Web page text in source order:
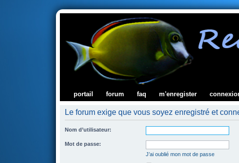
portail forum faq m'enregister
Le forum exige que vous soyez enregistré et
Nom d’utilisateur:
Mot de passe:
J’ai oublié mon mot de passe